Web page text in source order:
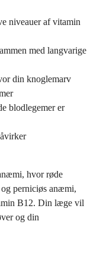
niveauer af vitamin
med langvarige
din knoglemarv
blodlegemer er
hvor røde
perniciøs anæmi,
B12. Din læge vil
og din